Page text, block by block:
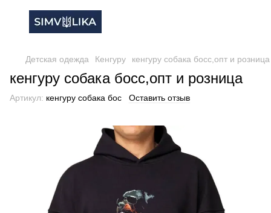
Детская одежда Кенгуру кенгуру собака босс,опт и розница
кенгуру собака босс,опт и розница
Артикул: кенгуру собака бос Оставить отзыв